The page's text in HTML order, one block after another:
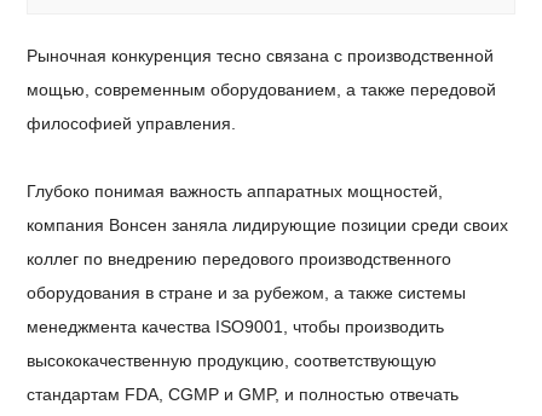
Рыночная конкуренция тесно связана с производственной
мощью, современным оборудованием, а также передовой
философией управления.
Глубоко понимая важность аппаратных мощностей,
компания Вонсен заняла лидирующие позиции среди своих
коллег по внедрению передового производственного
оборудования в стране и за рубежом, а также системы
менеджмента качества ISO9001, чтобы производить
высококачественную продукцию, соответствующую
стандартам FDA, CGMP и GMP, и полностью отвечать